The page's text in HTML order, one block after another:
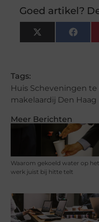
Meer Berichten
Waarom gekoeld water op het
werk juist bij hitte telt
Goed artikel?
X
(Twitter)
Tags:
Huis Scheveningen te
makelaardij Den Haag